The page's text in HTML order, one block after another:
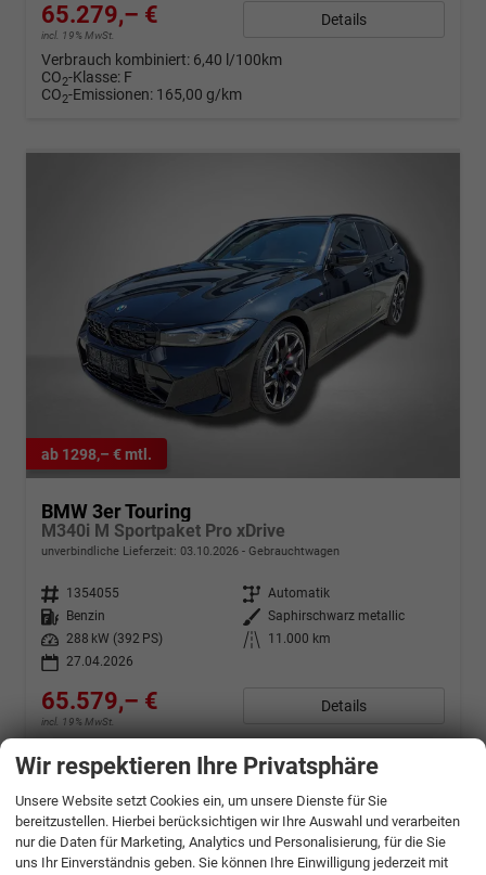
65.279,– €
incl. 19% MwSt.
Details
Verbrauch kombiniert: 6,40 l/100km
CO2-Klasse: F
CO2-Emissionen: 165,00 g/km
ab 1298,– € mtl.
BMW 3er Touring
M340i M Sportpaket Pro xDrive
unverbindliche Lieferzeit: 03.10.2026 Gebrauchtwagen
Fahrzeugnr. 1354055 Getriebe Automatik
Kraftstoff
Benzin Außenfarbe Saphirschwarz metallic
Leistung
288 kW (392 PS) Kilometerstand
11.000 km
27.04.2026
65.579,– €
incl. 19% MwSt.
Details
CO2-Klasse: F
-Emissionen:
Wir respektieren Ihre Privatsphäre
Unsere Website setzt Cookies ein, um unsere Dienste für Sie
bereitzustellen. Hierbei berücksichtigen wir Ihre Auswahl und verarbeiten
nur die Daten für Marketing, Analytics und Personalisierung, für die Sie
uns Ihr Einverständnis geben. Sie können Ihre Einwilligung jederzeit mit